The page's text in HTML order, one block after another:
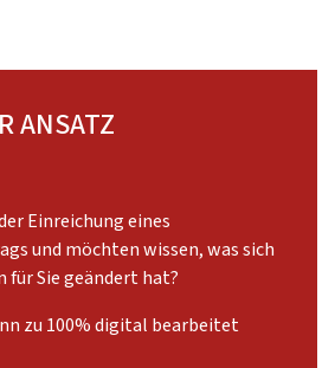
ANSATZ
Einreichung eines
und möchten wissen, was sich
für Sie geändert hat?
zu 100% digital bearbeitet